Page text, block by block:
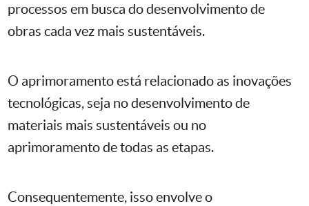
processos em busca do desenvolvimento de
obras cada vez mais sustentáveis.
O aprimoramento está relacionado as inovações
tecnológicas, seja no desenvolvimento de
materiais mais sustentáveis ou no
aprimoramento de todas as etapas.
Consequentemente, isso envolve o